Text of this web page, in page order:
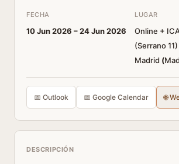
FECHA
10 Jun 2026 –24 Jun 2026
LUGAR
Online +
(Serrano 11)
Madrid (
📅 Outlook 📅 Google Calendar 🌐
DESCRIPCIÓN